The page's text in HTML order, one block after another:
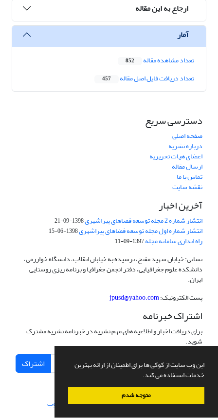
این وب سایت از کوکی ها برای اطمینان از ارائه بهترین
خدمات استفاده می کند.
متوجه شدم
ارجاع به این مقاله
آمار
تعداد مشاهده مقاله 852
تعداد دریافت فایل اصل مقاله 457
دسترسی سریع
صفحه اصلی
درباره نشریه
اعضای هیات تحریریه
ارسال مقاله
تماس با ما
نقشه سایت
آخرین اخبار
انتشار شماره 2 مجله توسعه فضاهای پیراشهری 1398-09-21
انتشار شماره اول مجله توسعه فضاهای پیراشهری1398-06-15
راه اندازی سامانه مجله1397-09-11
نشانی: خیابان شهید مفتح، نرسیده به خیابان انقلاب، دانشگاه خوارزمی،
دانشکده علوم جغرافیایی، دفتر انجمن جغرافیا و برنامه ریزی روستایی
ایران.
پست الکترونیک:jpusd@yahoo.com
اشتراک خبرنامه
برای دریافت اخبار و اطلاعیه های مهم نشریه در خبرنامه نشریه مشترک
شوید.
اشتراک
سامانه مدیریت نشریات علمی.طراحی و پیاده سازی از سیناوب